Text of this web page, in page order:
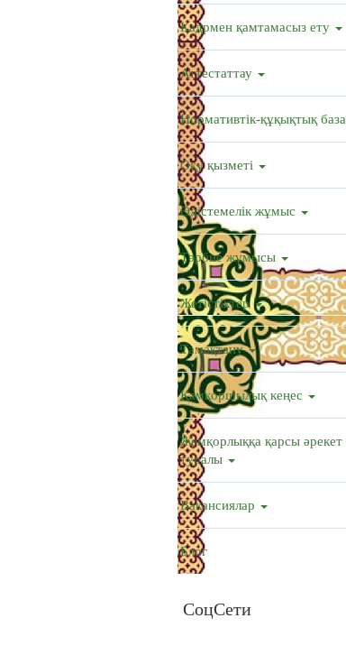
Кадрмен қамтамасыз ету
Аттестаттау
Нормативтік-құқықтық база
Оқу қызметі
Әдістемелік жұмыс
Тәрбие жұмысы
Жетістіктер
Тамақтану
Қамқоршылық кеңес
Жемқорлыққа қарсы әрекет
туралы
Вакансиялар
Блог
СоцСети